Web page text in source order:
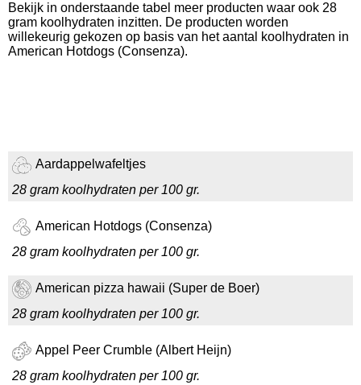
Bekijk in onderstaande tabel meer producten waar ook 28
gram koolhydraten inzitten. De producten worden
willekeurig gekozen op basis van het aantal koolhydraten in
American Hotdogs (Consenza).
Aardappelwafeltjes
28 gram koolhydraten per 100 gr.
American Hotdogs (Consenza)
28 gram koolhydraten per 100 gr.
American pizza hawaii (Super de Boer)
28 gram koolhydraten per 100 gr.
Appel Peer Crumble (Albert Heijn)
28 gram koolhydraten per 100 gr.